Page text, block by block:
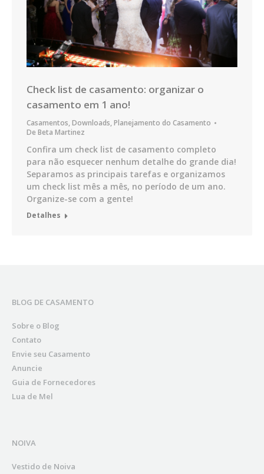
Check list de casamento: organizar o
casamento em 1 ano!
Casamentos,Downloads,Planejamento do Casamento
De Beta Martinez
Confira um check list de casamento completo
para não esquecer nenhum detalhe do grande dia!
Separamos as principais tarefas e organizamos
um check list mês a mês, no período de um ano.
Organize-se com a gente!
Detalhes
BLOG DE CASAMENTO
Sobre o Blog
Contato
Envie seu Casamento
Anuncie
Guia de Fornecedores
Lua de Mel
NOIVA
Vestido de Noiva